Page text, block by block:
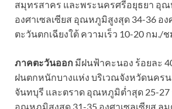
สมุทรสาคร และพระนครศรีอยุธยา อุ
องศาเซลเซียส อุณหภูมิสูงสุด 34-36 อง
ตะวันตกเฉียงใต้ ความเร็ว 10-20 กม./ช
ภาคตะวันออก มีฝนฟ้าคะนอง ร้อยละ
ฝนตกหนักบางแห่ง บริเวณจังหวัดนคร
จันทบุรี และตราด อุณหภูมิต่ำสุด 25-27
อุณหภูมิสูงสุด 31-35 องศาเซลเซียส ล